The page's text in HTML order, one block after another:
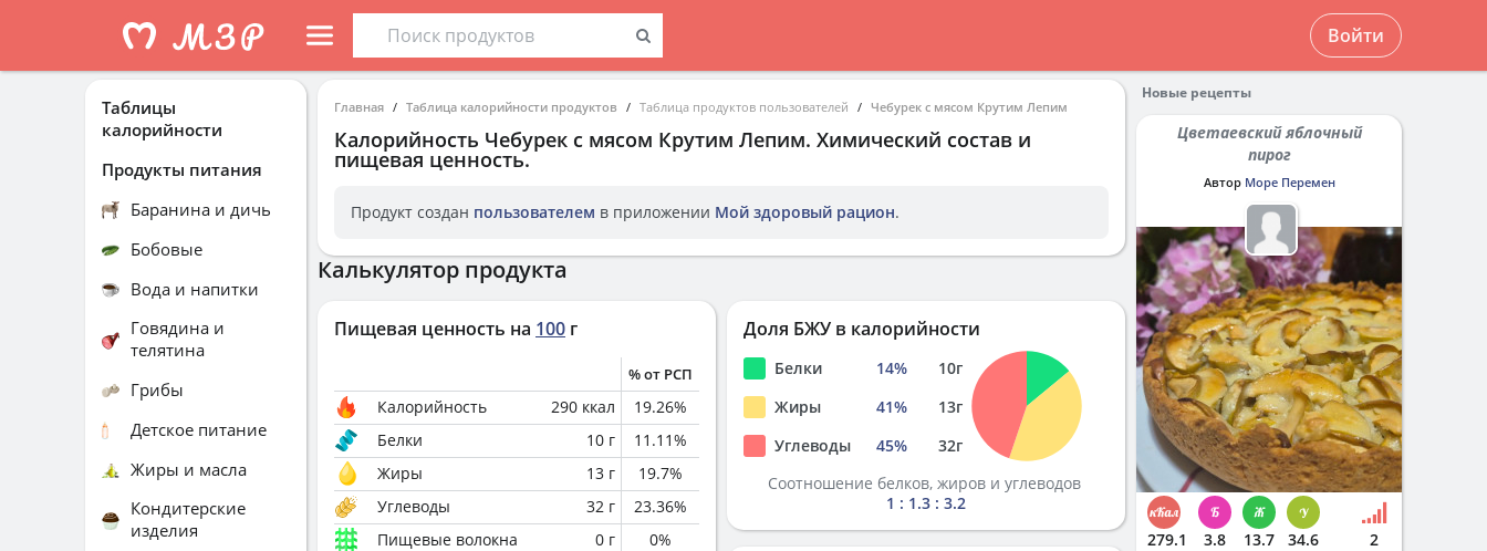
Войти
Главная Таблица калорийности продуктов Таблица продуктов пользователей Чебурек с мясом Крутим Лепим
Калорийность Чебурек с мясом Крутим Лепим. Химический состав и
пищевая ценность.
Продукт создан пользователем в приложении Мой здоровый рацион.
Калькулятор продукта
Пищевая ценность на 100 г
% от РСП
Калорийность 290 ккал 19.26%
Белки
10 г 11.11%
Жиры
13 г 19.7%
Углеводы
32 г 23.36%
Пищевые волокна
0 г 0%
Доля БЖУ в калорийности
Белки 14% 10г
Жиры
41% 13г
Углеводы
45% 32г
Соотношение белков, жиров и углеводов
1 : 1.3 : 3.2
Таблицы
калорийности
Продукты питания
Баранина и дичь
Бобовые
Вода и напитки
Говядина и
телятина
Грибы
Детское питание
Жиры и масла
Кондитерские
изделия
Новые рецепты
Цветаевский яблочный
пирог
Автор Море Перемен
279.1 3.8 13.7 34.6 2